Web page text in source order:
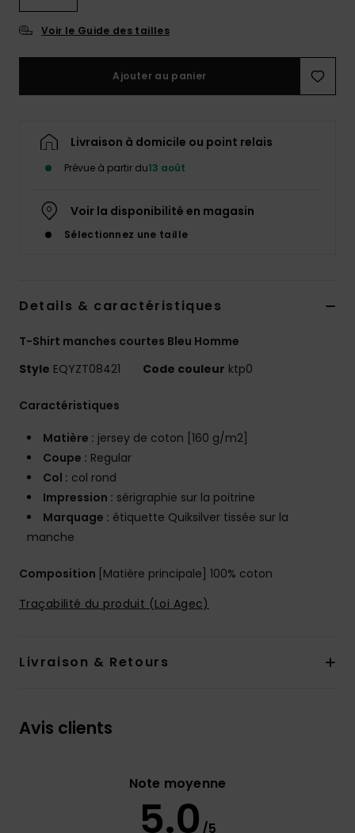
Voir le Guide des tailles
Ajouter au panier
Livraison à domicile ou point relais
Prévue à partir du13 août
Voir la disponibilité en magasin
Sélectionnez une taille
Details & caractéristiques
T-Shirt manches courtes Bleu Homme
Style EQYZT08421 Code couleur ktp0
Caractéristiques
Matière : jersey de coton [160 g/m2]
Coupe : Regular
Col : col rond
Impression : sérigraphie sur la poitrine
Marquage : étiquette Quiksilver tissée sur la
manche
Composition [Matière principale] 100% coton
Traçabilité du produit (Loi Agec)
Livraison & Retours
Avis clients
Note moyenne
5.0 /5